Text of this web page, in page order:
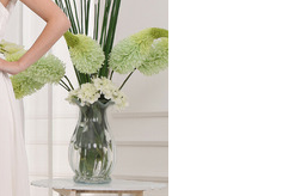
y venta